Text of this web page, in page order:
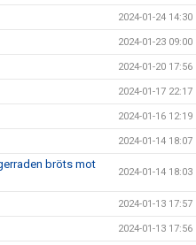
2024-01-24 14:30
2024-01-23 09:00
2024-01-20 17:56
2024-01-17 22:17
2024-01-16 12:19
2024-01-14 18:07
bröts mot
2024-01-14 18:03
2024-01-13 17:57
2024-01-13 17:56